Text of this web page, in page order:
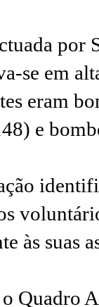
por
se em
eram
e
às suas
Quadro